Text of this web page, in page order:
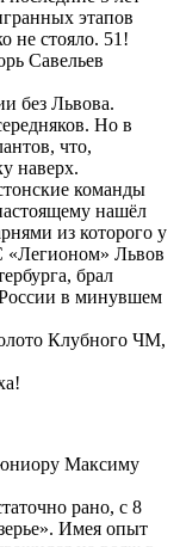
этапов
не стояло. 51!
Савельев
без Львова.
Но в
что,
наверх.
команды
нашёл
из которого у
«Легионом» Львов
брал
в минувшем
Клубного ЧМ,
юниору Максиму
рано, с 8
Имея опыт